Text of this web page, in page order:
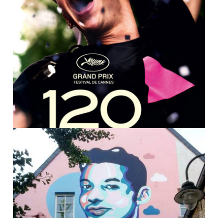
“120 SLAGEN PER MINUTEN.” WE